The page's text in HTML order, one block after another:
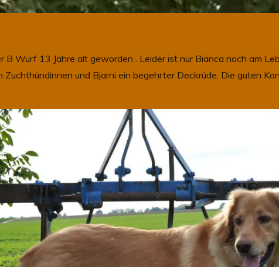
B Wurf 13 Jahre alt geworden . Leider ist nur Bianca noch am
Zuchthündinnen und Bjarni ein begehrter Deckrüde. Die guten